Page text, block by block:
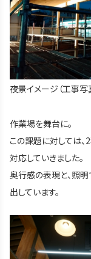
夜景イメージ（工事写
作業場を舞台に。
この課題に対しては
対応していきました。
奥行感の表現と、照
出しています。